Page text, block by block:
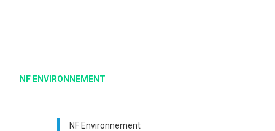
NF ENVIRONNEMENT
NF Environnement